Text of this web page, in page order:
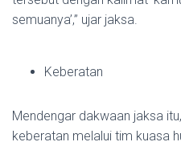
semuanya’,” ujar jaksa.
Keberatan
Mendengar dakwaan jaksa
keberatan melalui tim kuasa